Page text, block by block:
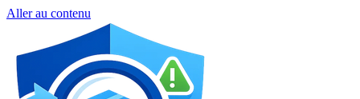
Aller au contenu